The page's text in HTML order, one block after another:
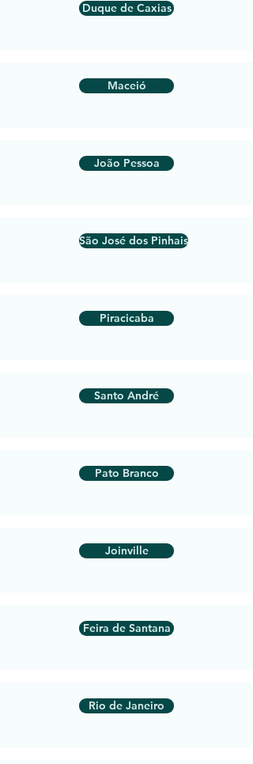
Duque de Caxias
Maceió
João Pessoa
São José dos Pinhais
Piracicaba
Santo André
Pato Branco
Joinville
Feira de Santana
Rio de Janeiro